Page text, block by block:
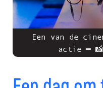
Een van de
actie ━ 📸